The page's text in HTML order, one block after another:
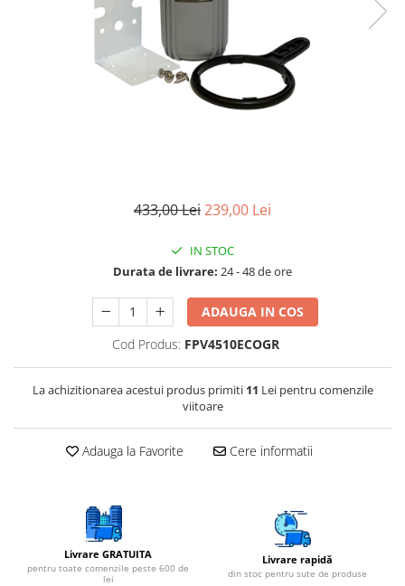
Lampi UV de schimb
Pompe de presiune
433,00 Lei239,00 Lei
IN STOC
Durata de livrare: 24 - 48 de ore
ADAUGA IN COS
Cod Produs: FPV4510ECOGR
La achizitionarea acestui produs primiti 11 Lei pentru comenzile
viitoare
Adauga la Favorite Cere informatii
Livrare GRATUITA
pentru toate comenzile peste 600 de
lei
Livrare rapidă
din stoc pentru sute de produse